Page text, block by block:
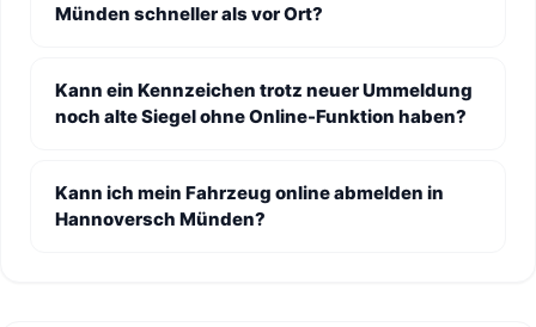
Münden schneller als vor Ort?
Kann ein Kennzeichen trotz neuer Ummeldung
noch alte Siegel ohne Online-Funktion haben?
Kann ich mein Fahrzeug online abmelden in
Hannoversch Münden?